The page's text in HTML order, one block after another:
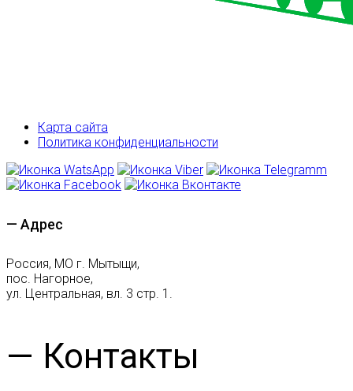
Карта сайта
Политика конфиденциальности
— Адрес
Россия, МО г. Мытыщи,
пос. Нагорное,
ул. Центральная, вл. 3 стр. 1.
— Контакты